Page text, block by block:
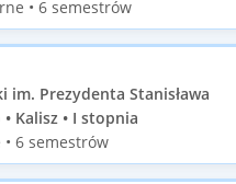
• 6 semestrów
im. Prezydenta Stanisława
Kalisz • I stopnia
6 semestrów